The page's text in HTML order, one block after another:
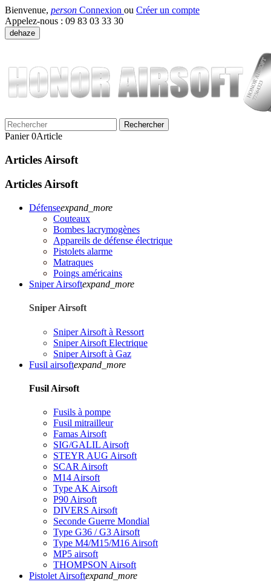
Bienvenue, person Connexion ou Créer un compte
Appelez-nous : 09 83 03 33 30
dehaze
Rechercher
Panier 0Article
Articles Airsoft
Articles Airsoft
Défenseexpand_more
Couteaux
Bombes lacrymogènes
Appareils de défense électrique
Pistolets alarme
Matraques
Poings américains
Sniper Airsoftexpand_more
Sniper Airsoft
Sniper Airsoft à Ressort
Sniper Airsoft Electrique
Sniper Airsoft à Gaz
Fusil airsoftexpand_more
Fusil Airsoft
Fusils à pompe
Fusil mitrailleur
Famas Airsoft
SIG/GALIL Airsoft
STEYR AUG Airsoft
SCAR Airsoft
M14 Airsoft
Type AK Airsoft
P90 Airsoft
DIVERS Airsoft
Seconde Guerre Mondial
Type G36 / G3 Airsoft
Type M4/M15/M16 Airsoft
MP5 airsoft
THOMPSON Airsoft
Pistolet Airsoftexpand_more